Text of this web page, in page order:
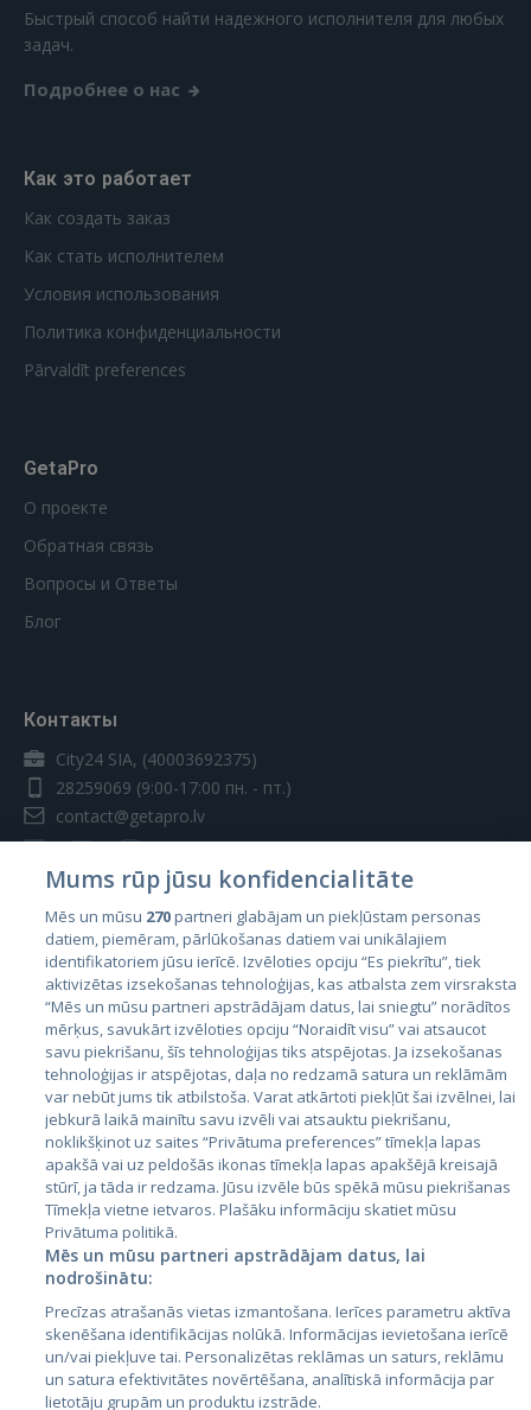
Быстрый способ найти надежного исполнителя для любых
задач.
Подробнее о нас
Как это работает
Как создать заказ
Как стать исполнителем
Условия использования
Политика конфиденциальности
Pārvaldīt preferences
GetaPro
О проекте
Обратная связь
Вопросы и Ответы
Блог
Контакты
City24 SIA, (40003692375)
28259069 (9:00-17:00 пн. - пт.)
contact@getapro.lv
Страны
Эстония
Латвия
Литва
City24.lv
City24.ee
GetaPro.lv
GetaPro.ee
Skelbiu.lt
Kainos.lt
Paslaugos.lt
auto24.ee
KV.ee
Mums rūp jūsu konfidencialitāte
Mēs un mūsu 270partneri glabājam un piekļūstam personas
datiem, piemēram, pārlūkošanas datiem vai unikālajiem
identifikatoriem jūsu ierīcē. Izvēloties opciju “Es piekrītu”, tiek
aktivizētas izsekošanas tehnoloģijas, kas atbalsta zem virsraksta
“Mēs un mūsu partneri apstrādājam datus, lai sniegtu” norādītos
mērķus, savukārt izvēloties opciju “Noraidīt visu” vai atsaucot
savu piekrišanu, šīs tehnoloģijas tiks atspējotas. Ja izsekošanas
tehnoloģijas ir atspējotas, daļa no redzamā satura un reklāmām
var nebūt jums tik atbilstoša. Varat atkārtoti piekļūt šai izvēlnei, lai
jebkurā laikā mainītu savu izvēli vai atsauktu piekrišanu,
noklikšķinot uz saites “Privātuma preferences” tīmekļa lapas
apakšā vai uz peldošās ikonas tīmekļa lapas apakšējā kreisajā
stūrī, ja tāda ir redzama. Jūsu izvēle būs spēkā mūsu piekrišanas
Tīmekļa vietne ietvaros. Plašāku informāciju skatiet mūsu
Privātuma politikā.
Mēs un mūsu partneri apstrādājam datus, lai
nodrošinātu:
Precīzas atrašanās vietas izmantošana. Ierīces parametru aktīva
skenēšana identifikācijas nolūkā. Informācijas ievietošana ierīcē
un/vai piekļuve tai. Personalizētas reklāmas un saturs, reklāmu
un satura efektivitātes novērtēšana, analītiskā informācija par
lietotāju grupām un produktu izstrāde.